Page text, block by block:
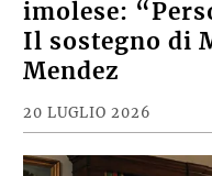
imolese:
Il sostegno di
Mendez
20 LUGLIO 2026